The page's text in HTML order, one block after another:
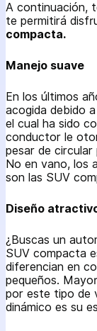
A continuación,
te permitirá
compacta.
Manejo suave
En los últimos
acogida debido
el cual ha sido
conductor le
pesar de
No en vano, los
son las SUV
Diseño
¿Buscas un
SUV compacta
diferencian en
pequeños.
por este tipo de
dinámico es su